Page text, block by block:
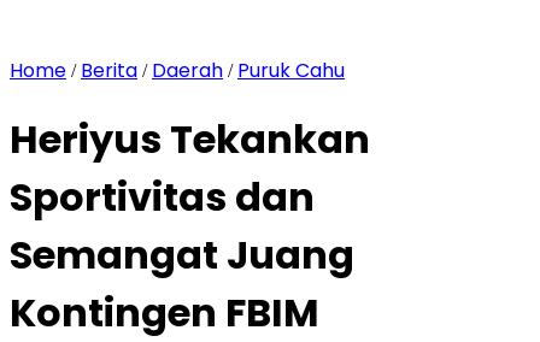
Home / Berita / Daerah / Puruk Cahu
Heriyus Tekankan
Sportivitas dan
Semangat Juang
Kontingen FBIM